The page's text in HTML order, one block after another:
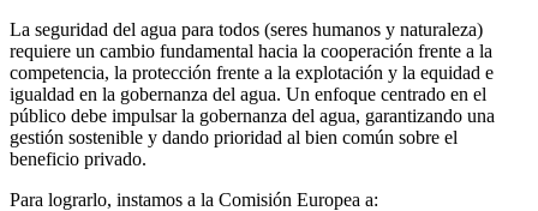
La seguridad del agua para todos (seres humanos y naturaleza)
requiere un cambio fundamental hacia la cooperación frente a la
competencia, la protección frente a la explotación y la equidad e
igualdad en la gobernanza del agua. Un enfoque centrado en el
público debe impulsar la gobernanza del agua, garantizando una
gestión sostenible y dando prioridad al bien común sobre el
beneficio privado.
Para lograrlo, instamos a la Comisión Europea a: